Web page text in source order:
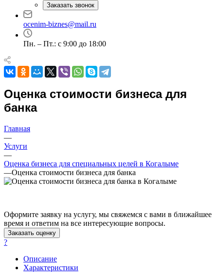
Заказать звонок
ocenim-biznes@mail.ru
Пн. – Пт.: с 9:00 до 18:00
Оценка стоимости бизнеса для
банка
Главная
—
Услуги
—
Оценка бизнеса для специальных целей в Когалыме
—Оценка стоимости бизнеса для банка
Оформите заявку на услугу, мы свяжемся с вами в ближайшее
время и ответим на все интересующие вопросы.
Заказать оценку
?
Описание
Характеристики
Альметьевск
Ангарск
Апатиты
Апрелевка
Арзамас
Архангельск
Асино
Астрахань
Ахтубинск
Ачинск
Аша
Баймак
Балашиха
Балашов
Барабинск